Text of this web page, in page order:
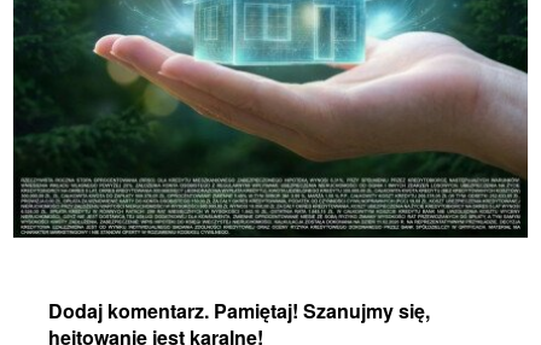
Dodaj komentarz. Pamiętaj! Szanujmy się,
hejtowanie jest karalne!